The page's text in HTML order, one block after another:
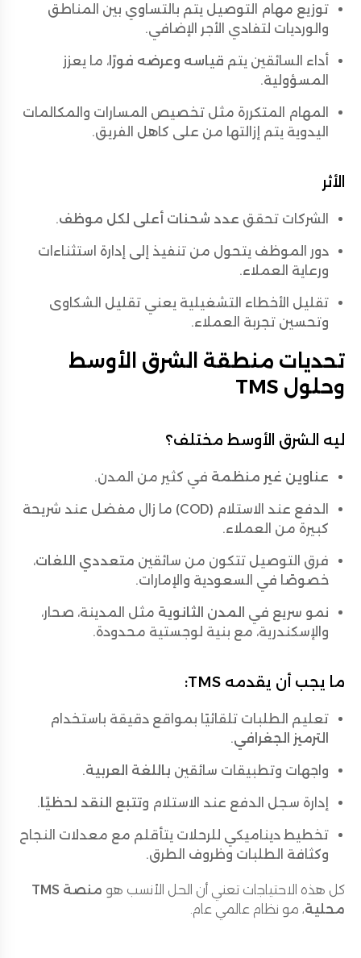
توزيع مهام التوصيل يتم بالتساوي بين المناطق
والورديات لتفادي الأجر الإضافي.
أداء السائقين يتم قياسه وعرضه فورًا ، ما يعزز
المسؤولية.
المهام المتكررة مثل تخصيص المسارات والمكالمات
اليدوية يتم إزالتها من على كاهل الفريق.
الأثر
الشركات تحقق عدد شحنات أعلى لكل موظف.
دور الموظف يتحول من تنفيذ إلى إدارة استثناءات
ورعاية العملاء.
تقليل الأخطاء التشغيلية يعني تقليل الشكاوى
وتحسين تجربة العملاء.
تحديات منطقة الشرق الأوسط
وحلول TMS
ليه الشرق الأوسط مختلف؟
عناوين غير منظمة في كثير من المدن.
الدفع عند الاستلام (COD) ما زال مفضل عند شريحة
كبيرة من العملاء.
فرق التوصيل تتكون من سائقين متعددي اللغات،
خصوصًا في السعودية والإمارات.
نمو سريع في المدن الثانوية مثل المدينة، صحار،
والإسكندرية، مع بنية لوجستية محدودة.
ما يجب أن يقدمه TMS:
تعليم الطلبات تلقائيًا بمواقع دقيقة باستخدام
الترميز الجغرافي.
واجهات وتطبيقات سائقين باللغة العربية.
إدارة سجل الدفع عند الاستلام وتتبع النقد لحظيًا .
تخطيط ديناميكي للرحلات يتأقلم مع معدلات النجاح
وكثافة الطلبات وظروف الطرق.
كل هذه الاحتياجات تعني أن الحل الأنسب هو
منصة TMS
محلية، مو نظام عالمي عام.